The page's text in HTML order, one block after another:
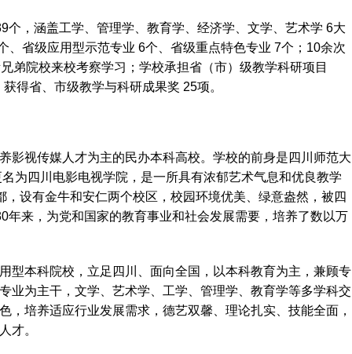
，涵盖工学、管理学、教育学、经济学、文学、艺术学 6大
、省级应用型示范专业 6个、省级重点特色专业 7个；10余次
弟院校来校考察学习；学校承担省（市）级教学科研项目
得省、市级教学与科研成果奖 25项。
影视传媒人才为主的民办本科高校。学校的前身是四川师范大
为四川电影电视学院，是一所具有浓郁艺术气息和优良教学
，设有金牛和安仁两个校区，校园环境优美、绿意盎然，被四
年来，为党和国家的教育事业和社会发展需要，培养了数以万
型本科院校，立足四川、面向全国，以本科教育为主，兼顾专
业为主干，文学、艺术学、工学、管理学、教育学等多学科交
，培养适应行业发展需求，德艺双馨、理论扎实、技能全面，
才。